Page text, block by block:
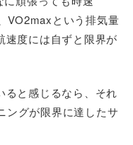
VO2maxという排気量
速度には自ずと限界が
ると感じるなら、それ
ングが限界に達したサ